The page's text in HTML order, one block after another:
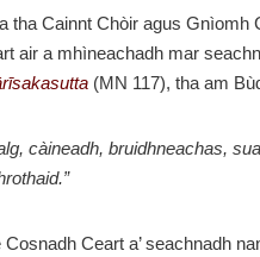
tha Cainnt Chòir agus Gnìomh
air a mhìneachadh mar
(MN 117), tha am
càineadh, bruidhneachas,
Ceart a’ seachnadh